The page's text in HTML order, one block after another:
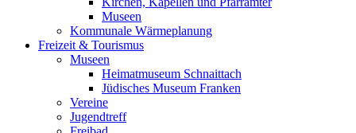
Museen
Kommunale Wärmeplanung
Freizeit & Tourismus
Museen
Heimatmuseum Schnaittach
Jüdisches Museum Franken
Vereine
Jugendtreff